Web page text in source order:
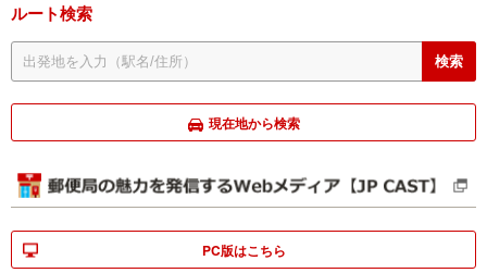
ルート検索
現在地から検索
PC版はこちら